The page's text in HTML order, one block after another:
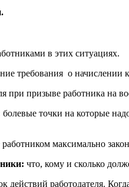
в этих ситуациях.
требования о начислении
при призыве работника на
болевые точки на которые
работником максимально
что, кому и сколько
действий работодателя.